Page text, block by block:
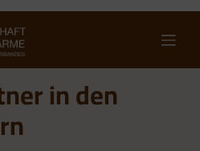
in den